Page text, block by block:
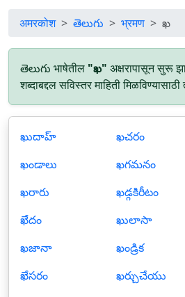
अमरकोश తెలుగు भ्रमण ఖ
తెలుగు भाषेतील "ఖ" अक्षरापासून सुरू
शब्दाबद्दल सविस्तर माहिती
ఖుదాహ్
ఖండాలు
ఖరారు
ఖేదం
ఖజానా
ఖేసరం
ఖచరం
ఖగమనం
ఖడ్గకిరీటం
ఖులాసా
ఖండ్రిక
ఖర్చుచేయు